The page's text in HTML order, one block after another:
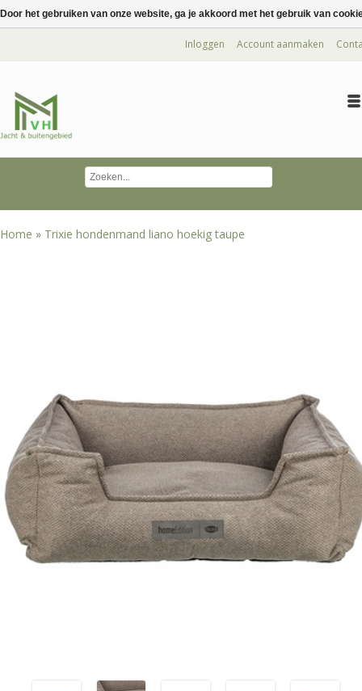
Inloggen Account aanmaken
Home » Trixie hondenmand liano hoekig taupe
Door het gebruiken van onze website, ga je akkoord met het gebruik van